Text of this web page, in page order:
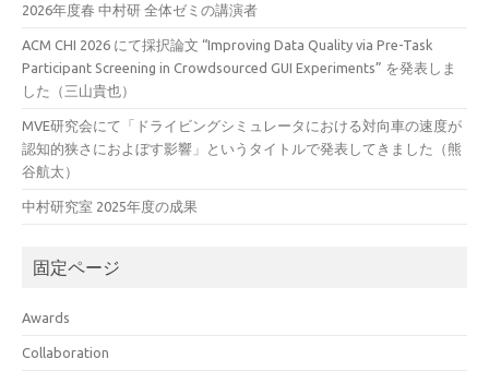
2026年度春 中村研 全体ゼミの講演者
ACM CHI 2026 にて採択論文 “Improving Data Quality via Pre-Task
Participant Screening in Crowdsourced GUI Experiments” を発表しま
した（三山貴也）
MVE研究会にて「ドライビングシミュレータにおける対向車の速度が
認知的狭さにおよぼす影響」というタイトルで発表してきました（熊
谷航太）
中村研究室 2025年度の成果
固定ページ
Awards
Collaboration